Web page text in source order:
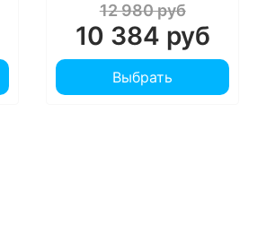
12 980 руб
10 384 руб
Выбрать